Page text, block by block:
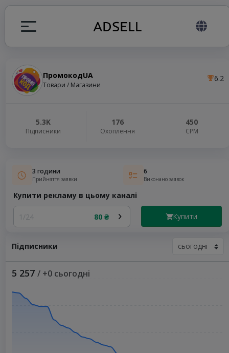
ПромокодUA
Товари / Магазини
6.2
5.3K
Підписники
176
Охоплення
450
СРМ
3 години
Прийняття заявки
6
Виконано заявок
Купити рекламу в цьому каналі
1/24 80 ₴ Купити
Підписники
5 257 / +0 сьогодні